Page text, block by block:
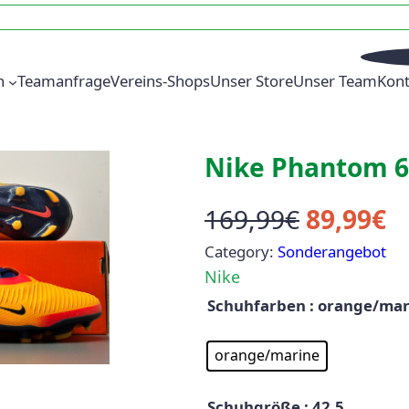
TeamanfrageVereins-ShopsUnser StoreUnser Team
Nike Phantom
169,99€ U
r
s
p
r
89,99€A
k
t
Category: Sonderangebot
Nike
Schuhfarben : orange/
orange/marine